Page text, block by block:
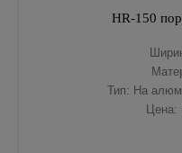
HR-150
Тип: На
Цена: